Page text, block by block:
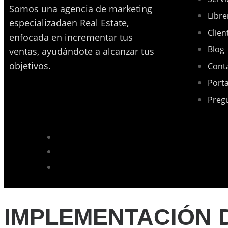
Somos una agencia de marketing
especializadaen Real Estate,
enfocada en incrementar tus
ventas, ayudándote a alcanzar tus
objetivos.
Blog
IMPLEMENTACIÓN